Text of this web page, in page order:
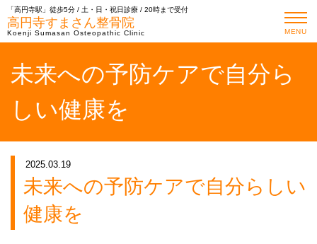
「高円寺駅」徒歩5分 / 土・日・祝日診療 / 20時まで受付
高円寺すまさん整骨院
Koenji Sumasan Osteopathic Clinic MENU
未来への予防ケアで自分ら
しい健康を
2025.03.19
未来への予防ケアで自分らしい
健康を